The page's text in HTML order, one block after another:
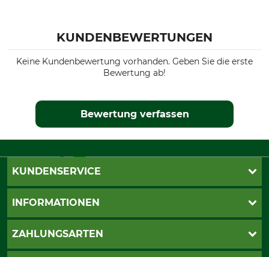
KUNDENBEWERTUNGEN
Keine Kundenbewertung vorhanden. Geben Sie die erste
Bewertung ab!
Bewertung verfassen
KUNDENSERVICE
Live-Shopping
INFORMATIONEN
AGB
ZAHLUNGSARTEN